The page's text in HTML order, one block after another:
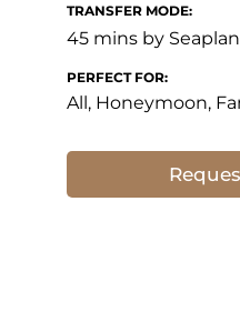
45 mins by
TRANSFER MODE:
All, Honeymoon,
PERFECT FOR: